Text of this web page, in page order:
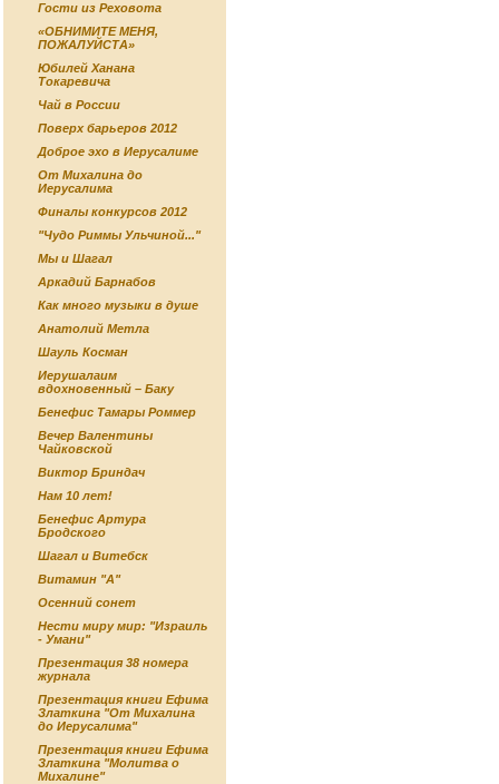
Гости из Реховота
«ОБНИМИТЕ МЕНЯ,
ПОЖАЛУЙСТА»
Юбилей Ханана
Токаревича
Чай в России
Поверх барьеров 2012
Доброе эхо в Иерусалиме
От Михалина до
Иерусалима
Финалы конкурсов 2012
"Чудо Риммы Ульчиной..."
Мы и Шагал
Аркадий Барнабов
Как много музыки в душе
Анатолий Метла
Шауль Косман
Иерушалаим
вдохновенный – Баку
Бенефис Тамары Роммер
Вечер Валентины
Чайковской
Виктор Бриндач
Нам 10 лет!
Бенефис Артура
Бродского
Шагал и Витебск
Витамин "А"
Осенний сонет
Нести миру мир: "Израиль
- Умани"
Презентация 38 номера
журнала
Презентация книги Ефима
Златкина "От Михалина
до Иерусалима"
Презентация книги Ефима
Златкина "Молитва о
Михалине"